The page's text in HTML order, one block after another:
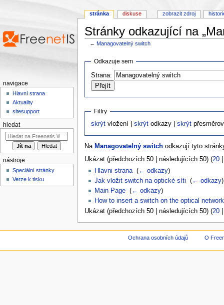
Stránky odkazující na
←Managovatelný switch
Odkazuje sem
Strana:
Filtry
skrýt vložení |skrýt odkazy |skrýt
Na Managovatelný switchodkazují tyto
Ukázat (předchozích 50 | následujících 50) (20
Hlavni strana‎ (← odkazy)
Jak vložit switch na optické síti
(← odkazy)
Main Page‎ (← odkazy)
How to insert a switch on the optical network
Ukázat (předchozích 50 | následujících 50) (20
stránka diskuse zobrazit zdroj
navigace
Hlavní strana
Aktuality
sitesupport
hledat
nástroje
Speciální stránky
Verze k tisku
Ochrana osobních údajů O